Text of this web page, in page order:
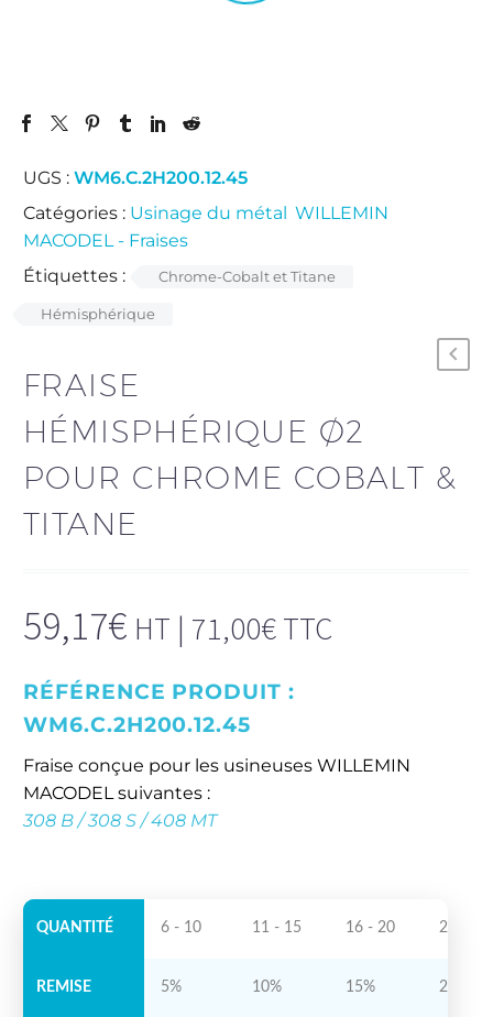
UGS : WM6.C.2H200.12.45
Catégories : Usinage du métal WILLEMIN
MACODEL - Fraises
Étiquettes :
Chrome-Cobalt et Titane
Hémisphérique
FRAISE
HÉMISPHÉRIQUE Ø2
POUR CHROME COBALT &
TITANE
59,17€ HT | 71,00€TTC
RÉFÉRENCE PRODUIT :
WM6.C.2H200.12.45
Fraise conçue pour les usineuses WILLEMIN
MACODEL suivantes :
308 B / 308 S / 408 MT
QUANTITÉ
REMISE
6 - 10 11 - 15 16 - 20 21 +
5% 10% 15% 20%